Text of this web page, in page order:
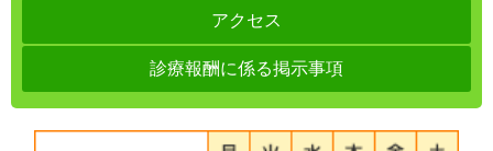
アクセス
診療報酬に係る掲示事項